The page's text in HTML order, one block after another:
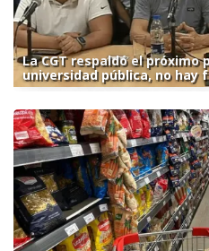
La CGT respaldó el próximo
universidad pública, no hay